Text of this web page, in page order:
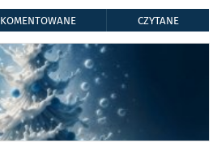
KOMENTOWANE CZYTANE